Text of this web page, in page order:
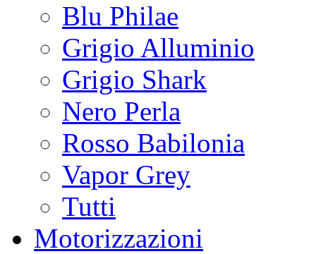
Blu Philae
Grigio Alluminio
Grigio Shark
Nero Perla
Rosso Babilonia
Vapor Grey
Tutti
Motorizzazioni